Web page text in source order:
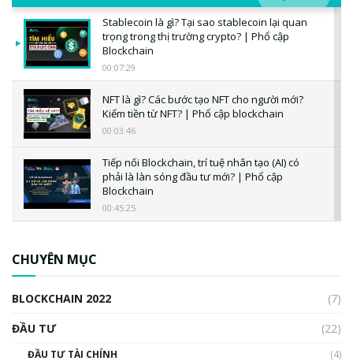
Stablecoin là gì? Tại sao stablecoin lại quan
trọng trong thị trường crypto? | Phổ cập
Blockchain
00:07:29
NFT là gì? Các bước tạo NFT cho người mới?
Kiếm tiền từ NFT? | Phổ cập blockchain
00:03:46
Tiếp nối Blockchain, trí tuệ nhân tạo (AI) có
phải là làn sóng đầu tư mới? | Phổ cập
Blockchain
00:45:25
00:02:14
CHUYÊN MỤC
BLOCKCHAIN 2022
(7)
ĐẦU TƯ
(22)
ĐẦU TƯ TÀI CHÍNH
(4)